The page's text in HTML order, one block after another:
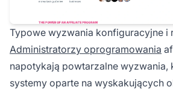
Typowe wyzwania konfiguracyjne i
Administratorzy oprogramowania
napotykają powtarzalne wyzwania,
systemy oparte na wyskakujących